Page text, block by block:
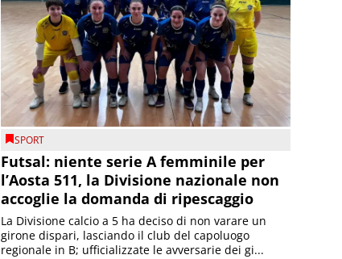
SPORT
Futsal: niente serie A femminile per
l’Aosta 511, la Divisione nazionale non
accoglie la domanda di ripescaggio
La Divisione calcio a 5 ha deciso di non varare un
girone dispari, lasciando il club del capoluogo
regionale in B; ufficializzate le avversarie dei gi...